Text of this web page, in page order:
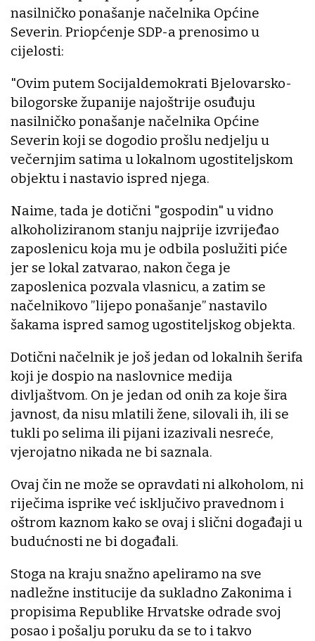
nasilničko ponašanje načelnika Općine
Severin. Priopćenje SDP-a prenosimo u
cijelosti:
"Ovim putem Socijaldemokrati Bjelovarsko-
bilogorske županije najoštrije osuđuju
nasilničko ponašanje načelnika Općine
Severin koji se dogodio prošlu nedjelju u
večernjim satima u lokalnom ugostiteljskom
objektu i nastavio ispred njega.
Naime, tada je dotični "gospodin" u vidno
alkoholiziranom stanju najprije izvrijeđao
zaposlenicu koja mu je odbila poslužiti piće
jer se lokal zatvarao, nakon čega je
zaposlenica pozvala vlasnicu, a zatim se
načelnikovo ”lijepo ponašanje” nastavilo
šakama ispred samog ugostiteljskog objekta.
Dotični načelnik je još jedan od lokalnih šerifa
koji je dospio na naslovnice medija
divljaštvom. On je jedan od onih za koje šira
javnost, da nisu mlatili žene, silovali ih, ili se
tukli po selima ili pijani izazivali nesreće,
vjerojatno nikada ne bi saznala.
Ovaj čin ne može se opravdati ni alkoholom, ni
riječima isprike već isključivo pravednom i
oštrom kaznom kako se ovaj i slični događaji u
budućnosti ne bi događali.
Stoga na kraju snažno apeliramo na sve
nadležne institucije da sukladno Zakonima i
propisima Republike Hrvatske odrade svoj
posao i pošalju poruku da se to i takvo